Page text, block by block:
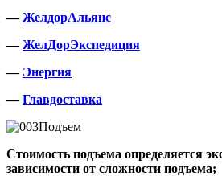
—ЖелдорАльянс
—ЖелДорЭкспедиция
— Энергия
—Главдоставка
Подъем
Стоимость подъема определяется
зависимости от сложности подъема;